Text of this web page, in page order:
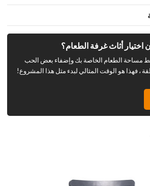
أثاث غرفة الطعام؟
مساحة الطعام الخاصة بك وإضفاء بعض الحب
، فهذا هو الوقت المثالي لبدء مثل هذا المشروع!